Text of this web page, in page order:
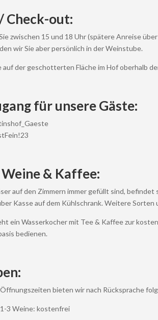
Check-out:
zwischen 15 und 18 Uhr (spätere Anreise
wir Sie aber persönlich in der Weinstube.
auf der geschotterten Fläche im Hof oberhalb
für unsere Gäste:
& Kaffee:
auf den Zimmern immer gefüllt sind,
Kasse auf dem Kühlschrank. Weitere
ein Wasserkocher mit Tee & Kaffee zur
bedienen.
bieten wir nach Rücksprache
3 Weine: kostenfrei